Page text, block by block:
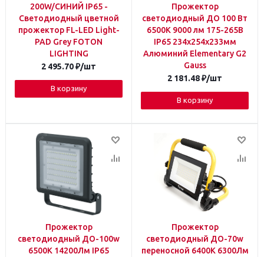
200W/СИНИЙ IP65 -
Светодиодный цветной
прожектор FL-LED Light-
PAD Grey FOTON
LIGHTING
2 495.70₽/шт
В корзину
Прожектор
светодиодный ДО 100 Вт
6500К 9000 лм 175-265В
IP65 234х254х233мм
Алюминий Elementary G2
Gauss
2 181.48₽/шт
В корзину
Прожектор
светодиодный ДО-100w
6500К 14200Лм IP65
Прожектор
светодиодный ДО-70w
переносной 6400К 6300Лм